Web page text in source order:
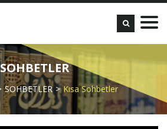
SOHBETLER
SOHBETLER Kısa Sohbetler